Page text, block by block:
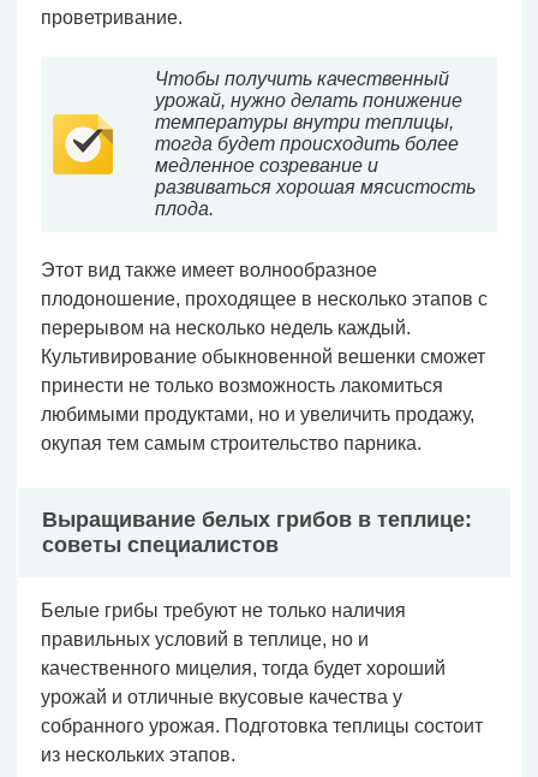
проветривание.
Чтобы получить качественный
урожай, нужно делать понижение
температуры внутри теплицы,
тогда будет происходить более
медленное созревание и
развиваться хорошая мясистость
плода.
Этот вид также имеет волнообразное
плодоношение, проходящее в несколько этапов с
перерывом на несколько недель каждый.
Культивирование обыкновенной вешенки сможет
принести не только возможность лакомиться
любимыми продуктами, но и увеличить продажу,
окупая тем самым строительство парника.
Выращивание белых грибов в теплице:
советы специалистов
Белые грибы требуют не только наличия
правильных условий в теплице, но и
качественного мицелия, тогда будет хороший
урожай и отличные вкусовые качества у
собранного урожая. Подготовка теплицы состоит
из нескольких этапов.